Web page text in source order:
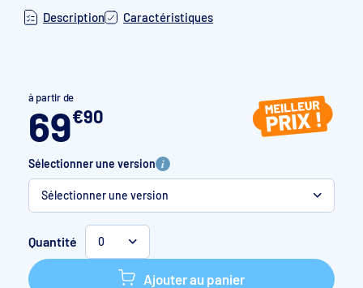
Description Caractéristiques
à partir de
69€90
Sélectionner une version
Sélectionner une version
Gris
Quantité 0
Ajouter au panier